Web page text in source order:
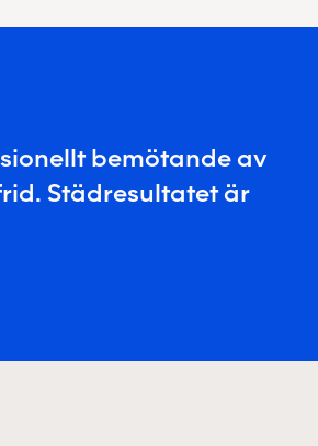
bemötande av
Städresultatet är